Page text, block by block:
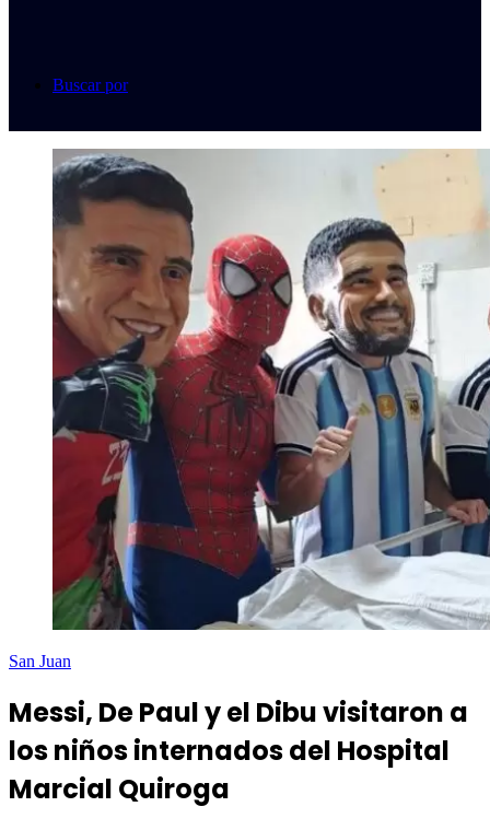
Buscar por
San Juan
Messi, De Paul y el Dibu visitaron a
los niños internados del Hospital
Marcial Quiroga